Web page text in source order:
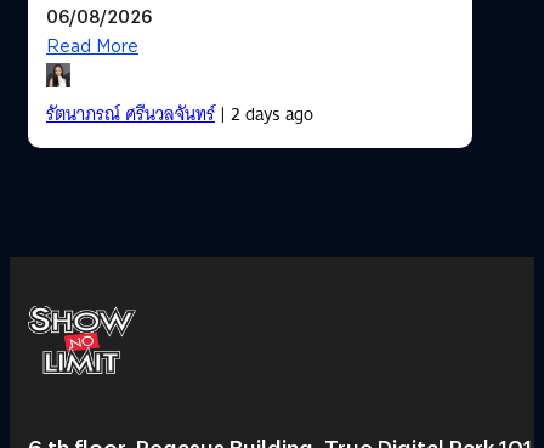
06/08/2026
Read More
รัตนาภรณ์ ศรีนวลจันทร์| 2 days ago